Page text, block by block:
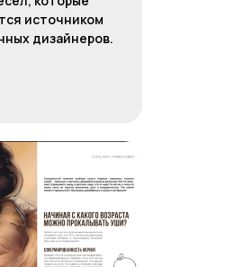
источником
дизайнеров.